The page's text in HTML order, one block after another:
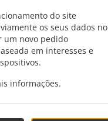
do site
os seus dados no
um novo pedido
em interesses e
informações.